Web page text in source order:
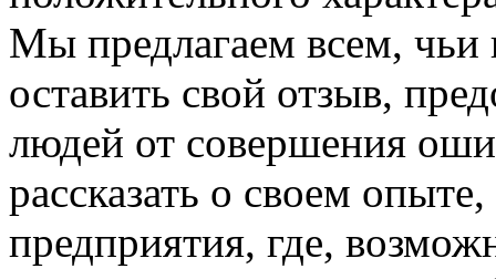
Мы предлагаем всем,
оставить свой отзыв,
людей от совершения
рассказать о своем
предприятия, где,